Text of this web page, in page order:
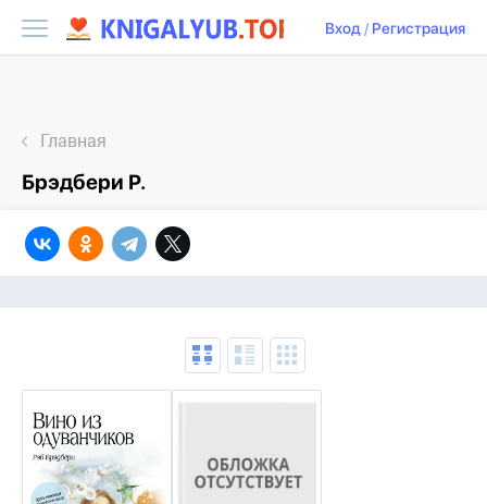
Вход/ Регистрация
Главная
Брэдбери Р.